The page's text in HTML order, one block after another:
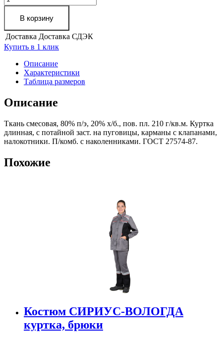
товара
Костюм
СИРИУС-
УДАРНИЦА
женский
куртка,
комб.
зелёный
кантом
В корзину
Доставка Доставка СДЭК
Купить в 1 клик
Описание
Характеристики
Таблица размеров
Описание
Ткань смесовая, 80% п/э, 20% х/б., пов. пл. 210 г/кв.м. Куртка
длинная, с потайной заст. на пуговицы, карманы с клапанами,
налокотники. П/комб. с наколенниками. ГОСТ 27574-87.
Похожие
Костюм СИРИУС-ВОЛОГДА
куртка, брюки